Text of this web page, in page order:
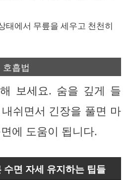
태에서 무릎을 세우고 천천히
흡법
보세요. 숨을 깊게 들
쉬면서 긴장을 풀면 마
에 도움이 됩니다.
면 자세 유지하는 팁들